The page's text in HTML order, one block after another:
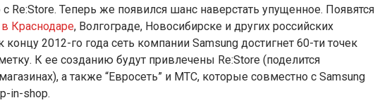
Re:Store. Теперь же появился шанс наверстать упущенное. Появятся
Краснодаре, Волгограде, Новосибирске и других российских
концу 2012-го года сеть компании Samsung достигнет 60-ти точек
К ее созданию будут привлечены Re:Store (поделится
а также “Евросеть” и МТС, которые совместно с Samsung
in-shop.